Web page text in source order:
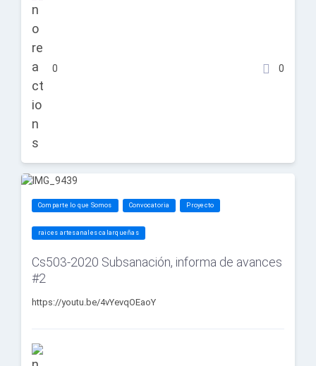
0 0
Comparte lo que Somos Convocatoria Proyecto
raices artesanales calarqueñas
Cs503-2020 Subsanación, informa de avances
#2
https://youtu.be/4vYevqOEaoY